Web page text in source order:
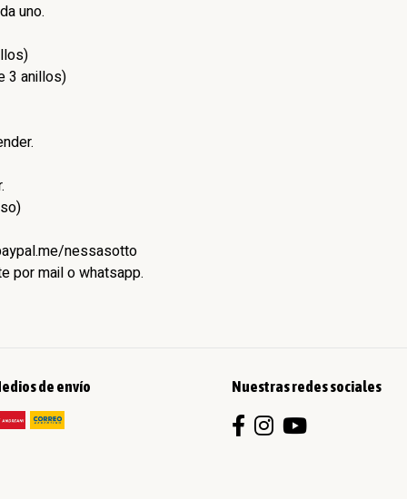
uno.
3 anillos)
nessasotto
por mail o whatsapp.
de envío Nuestras redes sociales